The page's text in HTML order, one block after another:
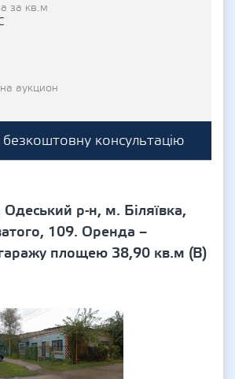
за кв.м
аукцион
консультацію
р-н, м. Біляївка,
109. Оренда –
площею 38,90 кв.м (В)